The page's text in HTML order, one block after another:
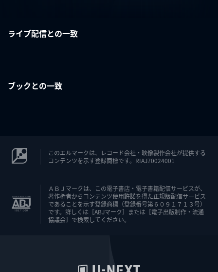
ライブ配信との一致
ブックとの一致
このエルマークは、レコード会社・映像製作会社が提供する
コンテンツを示す登録商標です。RIAJ70024001
ＡＢＪマークは、この電子書店・電子書籍配信サービスが、
著作権者からコンテンツ使用許諾を得た正規版配信サービス
であることを示す登録商標（登録番号第６０９１７１３号）
です。詳しくは［ABJマーク］または［電子出版制作・流通
協議会］で検索してください。